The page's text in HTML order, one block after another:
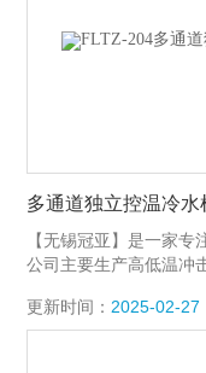
多通道独立控温冷
【无锡冠亚】是一家专
公司主要生产高低温冲
成电路芯片、航空航天
性测试提供整套温度环
更新时间： 2025-02-27